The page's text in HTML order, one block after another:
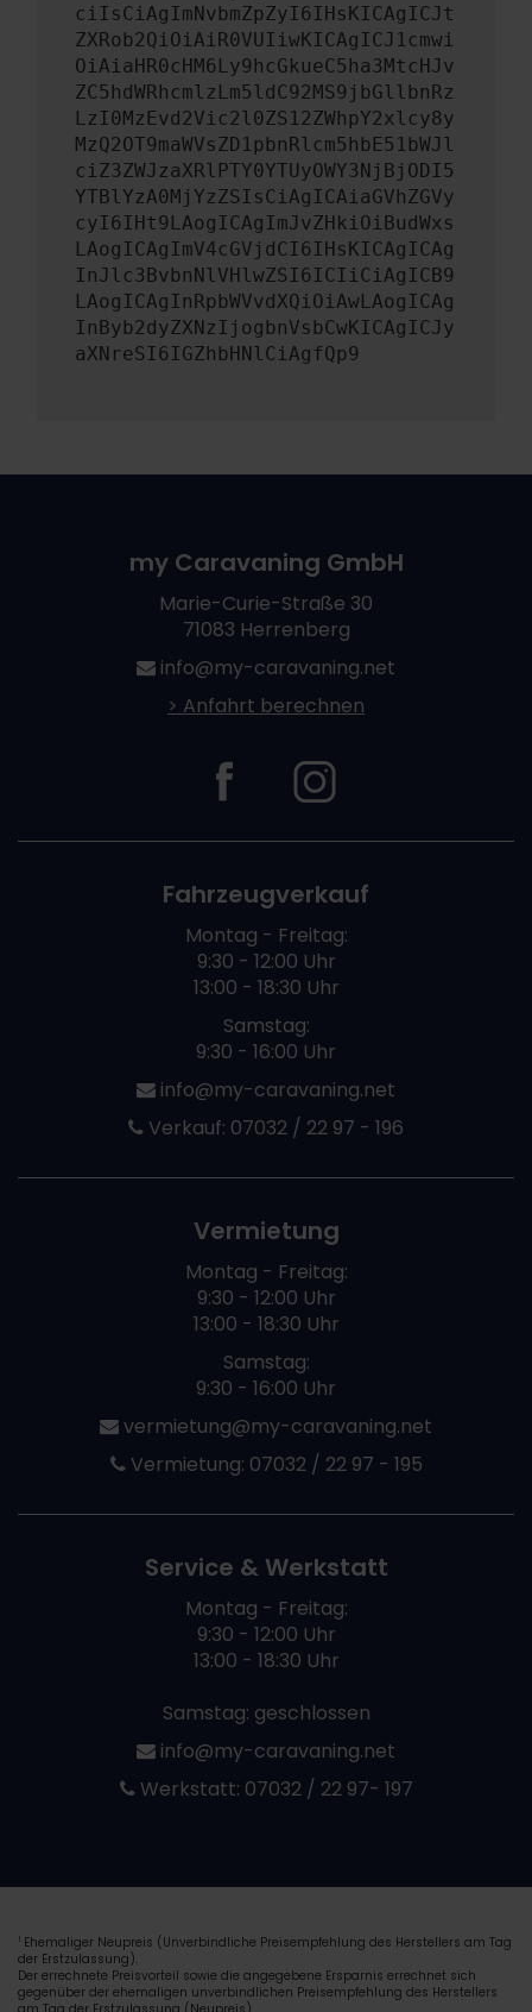
ciIsCiAgImNvbmZpZyI6IHsKICAgICJt
ZXRob2QiOiAiR0VUIiwKICAgICJ1cmwi
OiAiaHR0cHM6Ly9hcGkueC5ha3MtcHJv
ZC5hdWRhcmlzLm5ldC92MS9jbGllbnRz
LzI0MzEvd2Vic2l0ZS12ZWhpY2xlcy8y
MzQ2OT9maWVsZD1pbnRlcm5hbE51bWJl
ciZ3ZWJzaXRlPTY0YTUyOWY3NjBjODI5
YTBlYzA0MjYzZSIsCiAgICAiaGVhZGVy
cyI6IHt9LAogICAgImJvZHkiOiBudWxs
LAogICAgImV4cGVjdCI6IHsKICAgICAg
InJlc3BvbnNlVHlwZSI6ICIiCiAgICB9
LAogICAgInRpbWVvdXQiOiAwLAogICAg
InByb2dyZXNzIjogbnVsbCwKICAgICJy
aXNreSI6IGZhbHNlCiAgfQp9
my Caravaning GmbH
Marie-Curie-Straße 30
71083 Herrenberg
info@my-caravaning.net
> Anfahrt berechnen
Fahrzeugverkauf
Montag - Freitag:
9:30 - 12:00 Uhr
13:00 - 18:30 Uhr
Samstag:
9:30 - 16:00 Uhr
info@my-caravaning.net
Verkauf: 07032 / 22 97 - 196
Vermietung
Montag - Freitag:
9:30 - 12:00 Uhr
13:00 - 18:30 Uhr
Samstag:
9:30 - 16:00 Uhr
vermietung@my-caravaning.net
Vermietung: 07032 / 22 97 - 195
Service & Werkstatt
Montag - Freitag:
9:30 - 12:00 Uhr
13:00 - 18:30 Uhr
Samstag: geschlossen
info@my-caravaning.net
Werkstatt: 07032 / 22 97- 197
1 Ehemaliger Neupreis (Unverbindliche Preisempfehlung des Herstellers am Tag
der Erstzulassung).
Der errechnete Preisvorteil sowie die angegebene Ersparnis errechnet sich
gegenüber der ehemaligen unverbindlichen Preisempfehlung des Herstellers